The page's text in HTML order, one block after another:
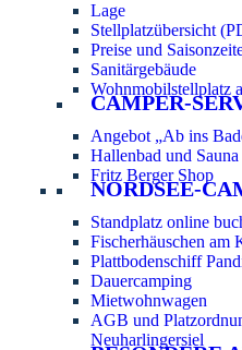
Lage
Stellplatzübersicht
Preise und
Sanitärgebäude
Wohnmobilstellplatz
CAMPER-
Angebot „Ab ins
Hallenbad und
Fritz Berger Shop
NORDSEE-
Standplatz online
Fischerhäuschen am
Plattbodenschiff
Dauercamping
Mietwohnwagen
AGB und
Neuharlingersiel